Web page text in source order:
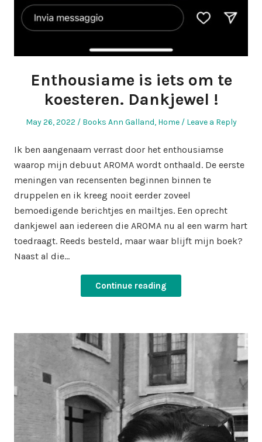
Enthousiame is iets om te
koesteren. Dankjewel !
Posted
May 26, 2022
Posted
Books Ann Galland, Home Leave a Reply
Ik ben aangenaam verrast door het enthousiamse
waarop mijn debuut AROMA wordt onthaald. De eerste
meningen van recensenten beginnen binnen te
druppelen en ik kreeg nooit eerder zoveel
bemoedigende berichtjes en mailtjes. Een oprecht
dankjewel aan iedereen die AROMA nu al een warm hart
toedraagt. Reeds besteld, maar waar blijft mijn boek?
Naast al die…
Continue reading